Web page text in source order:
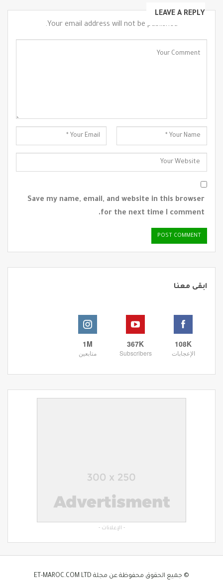
LEAVE A REPLY
Your email address will not be published.
Save my name, email, and website in this browser
for the next time I comment.
ابقى معنا
108K
الإعجابات
367K
Subscribers
1M
متابعين
- الإعلانات -
© جميع الحقوق محفوظة عن مجلة ET-MAROC.COM LTD